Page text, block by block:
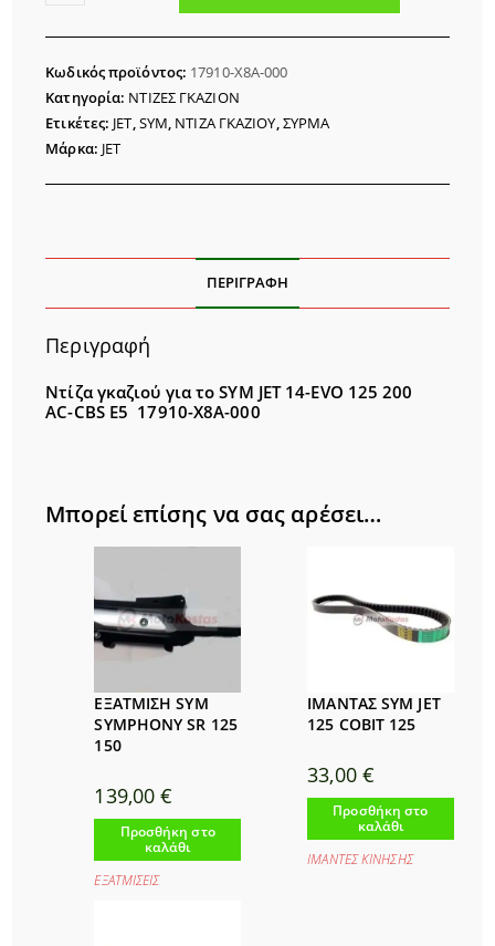
SYM
14
EVO
125
Κωδικός προϊόντος: 17910-X8A-000
Κατηγορία: ΝΤΙΖΕΣ ΓΚΑΖΙΟΝ
Ετικέτες: JET SYM ΝΤΙΖΑ ΓΚΑΖΙΟΥ ΣΥΡΜΑ
Μάρκα: JET
ΠΕΡΙΓΡΑΦΉ
Περιγραφή
Ντίζα γκαζιού για το SYM JET 14-EVO 125 200
AC-CBS E5 17910-X8A-000
Μπορεί επίσης να σας αρέσει…
ΕΞΑΤΜΙΣΗ SYM
SYMPHONY SR 125
150
139,00€
Προσθήκη στο
καλάθι
ΕΞΑΤΜΙΣΕΙΣ
ΙΜΑΝΤΑΣ SYM JET
125 COBIT 125
33,00 €
Προσθήκη στο
καλάθι
ΙΜΑΝΤΕΣ ΚΙΝΗΣΗΣ